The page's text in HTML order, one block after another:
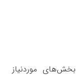
بخش‌های موردنیاز